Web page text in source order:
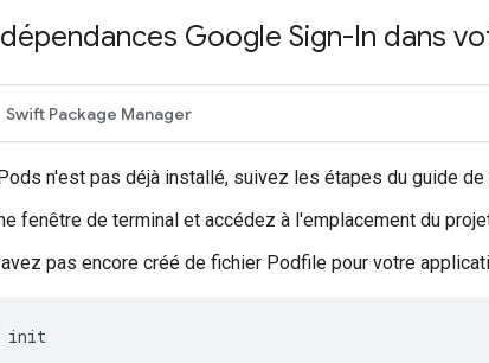
dépendances Google Sign-In dans
Swift Package Manager
n'est pas déjà installé, suivez les étapes du guide de
fenêtre de terminal et accédez à l'emplacement du
pas encore créé de fichier Podfile pour votre
init